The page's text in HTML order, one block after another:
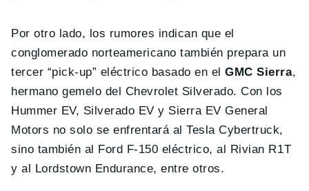
Por otro lado, los rumores indican que el
conglomerado norteamericano también prepara un
tercer “pick-up” eléctrico basado en elGMC Sierra,
hermano gemelo del Chevrolet Silverado. Con los
Hummer EV, Silverado EV y Sierra EV General
Motors no solo se enfrentará al Tesla Cybertruck,
sino también al Ford F-150 eléctrico, al Rivian R1T
y al Lordstown Endurance, entre otros.